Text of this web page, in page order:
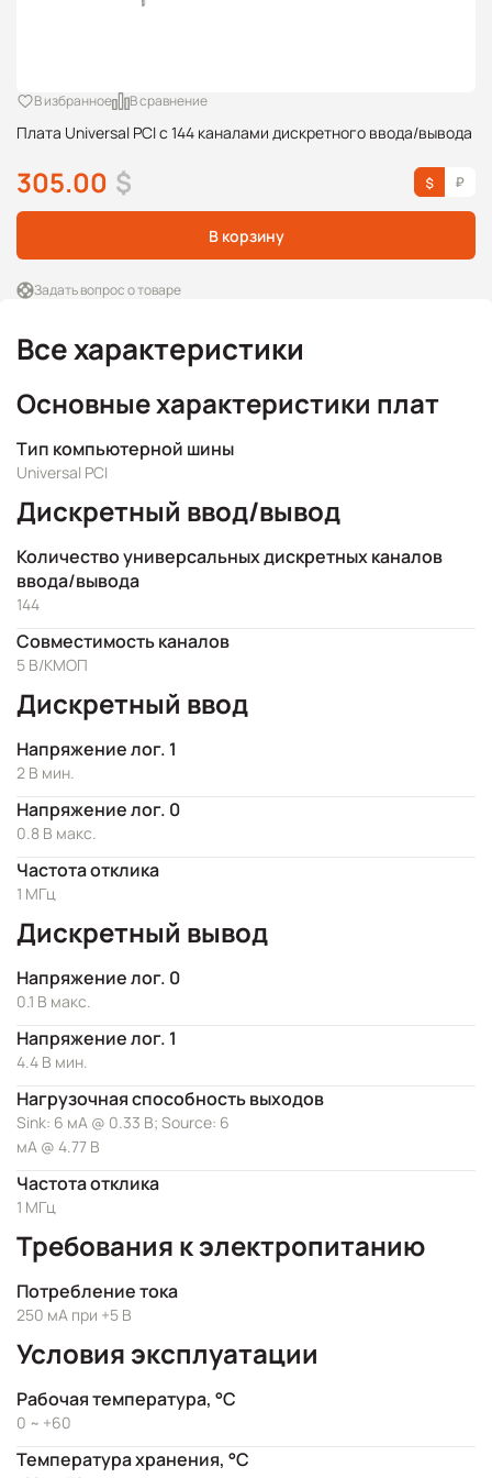
Плата Universal PCI с 144 каналами дискретного ввода/вывода
В избранное В сравнение
305.00 $
В корзину
Задать вопрос о товаре
Все характеристики
Основные характеристики плат
Тип компьютерной шины
Universal PCI
Дискретный ввод/вывод
Количество универсальных дискретных каналов
ввода/вывода
144
Совместимость каналов
5 В/КМОП
Дискретный ввод
Напряжение лог. 1
2 В мин.
Напряжение лог. 0
0.8 В макс.
Частота отклика
1 МГц
Дискретный вывод
Напряжение лог. 0
0.1 В макс.
Напряжение лог. 1
4.4 В мин.
Нагрузочная способность выходов
Sink: 6 мА @ 0.33 В; Source: 6
мА @ 4.77 В
Частота отклика
1 МГц
Требования к электропитанию
Потребление тока
250 мА при +5 В
Условия эксплуатации
Рабочая температура, °C
0 ~ +60
Температура хранения, °C